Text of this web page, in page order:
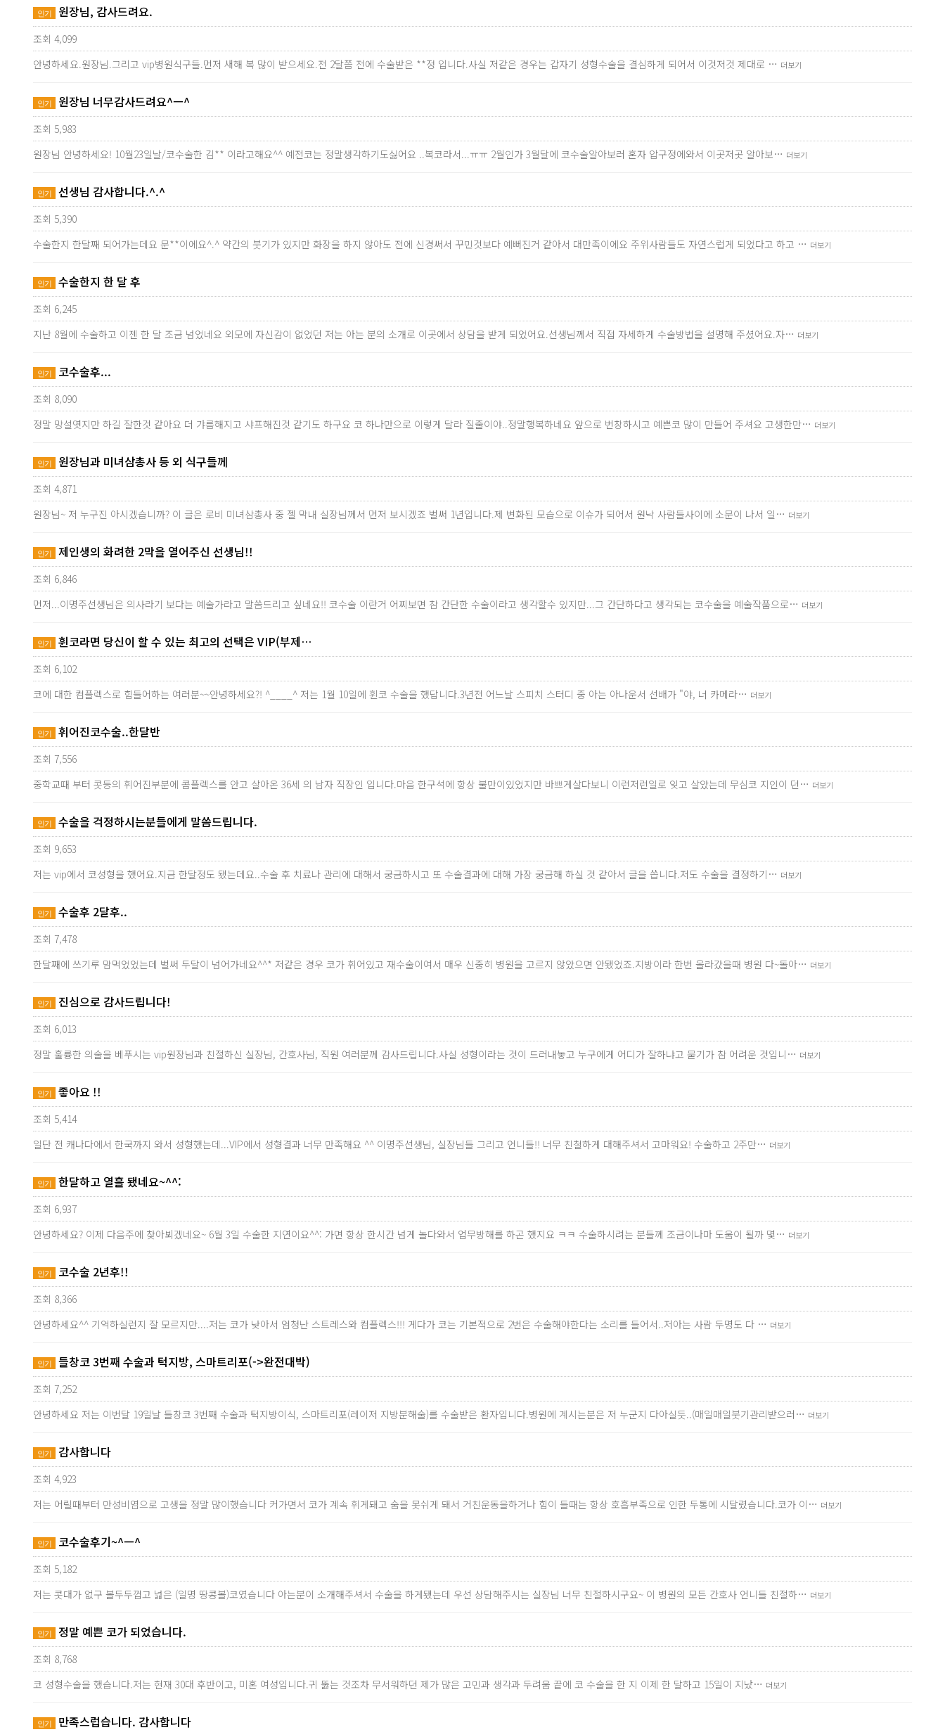
인기 원장님, 감사드려요.
조회 4,099
안녕하세요.원장님.그리고 vip병원식구들.먼저 새해 복 많이 받으세요.전 2달쯤 전에 수술받은 **정 입니다.사실 저같은 경우는 갑자기 성형수술을 결심하게 되어서 이것저것 제대로 … 더보기
인기 원장님 너무감사드려요^ㅡ^
조회 5,983
원장님 안녕하세요! 10월23일날/코수술한 김** 이라고해요^^ 예전코는 정말생각하기도싫어요 ..복코라서...ㅠㅠ 2월인가 3월달에 코수술알아보러 혼자 압구정에와서 이곳저곳 알아보… 더보기
인기 선생님 감사합니다.^.^
조회 5,390
수술한지 한달째 되어가는데요 문**이에요^.^ 약간의 붓기가 있지만 화장을 하지 않아도 전에 신경써서 꾸민것보다 예뻐진거 같아서 대만족이에요 주위사람들도 자연스럽게 되었다고 하고 … 더보기
인기 수술한지 한 달 후
조회 6,245
지난 8월에 수술하고 이젠 한 달 조금 넘었네요 외모에 자신감이 없었던 저는 아는 분의 소개로 이곳에서 상담을 받게 되었어요.선생님께서 직접 자세하게 수술방법을 설명해 주셨어요.자… 더보기
인기 코수술후...
조회 8,090
정말 망설엿지만 하길 잘한것 같아요 더 갸름해지고 샤프해진것 같기도 하구요 코 하나만으로 이렇게 달라 질줄이야..정말행복하네요 앞으로 번창하시고 예쁜코 많이 만들어 주셔요 고생한만… 더보기
인기 원장님과 미녀삼총사 등 외 식구들께
조회 4,871
원장님~ 저 누구진 아시겠습니까? 이 글은 로비 미녀삼총사 중 젤 막내 실장님께서 먼저 보시겠죠 벌써 1년입니다.제 변화된 모습으로 이슈가 되어서 원낙 사람들사이에 소문이 나서 일… 더보기
인기 제인생의 화려한 2막을 열어주신 선생님!!
조회 6,846
먼저...이명주선생님은 의사라기 보다는 예술가라고 말씀드리고 싶네요!! 코수술 이란거 어찌보면 참 간단한 수술이라고 생각할수 있지만...그 간단하다고 생각되는 코수술을 예술작품으로… 더보기
인기 휜코라면 당신이 할 수 있는 최고의 선택은 VIP(부제…
조회 6,102
코에 대한 컴플렉스로 힘들어하는 여러분~~안녕하세요?! ^____^ 저는 1월 10일에 휜코 수술을 했답니다.3년전 어느날 스피치 스터디 중 아는 아나운서 선배가 "야, 너 카메라… 더보기
인기 휘어진코수술..한달반
조회 7,556
중학교때 부터 콧등의 휘어진부분에 콤플렉스를 안고 살아온 36세 의 남자 직장인 입니다.마음 한구석에 항상 불만이있었지만 바쁘게살다보니 이런저런일로 잊고 살았는데 무심코 지인이 던… 더보기
인기 수술을 걱정하시는분들에게 말씀드립니다.
조회 9,653
저는 vip에서 코성형을 했어요.지금 한달정도 됐는데요..수술 후 치료나 관리에 대해서 궁금하시고 또 수술결과에 대해 가장 궁금해 하실 것 같아서 글을 씁니다.저도 수술을 결정하기… 더보기
인기 수술후 2달후..
조회 7,478
한달째에 쓰기루 맘먹었었는데 벌써 두달이 넘어가네요^^* 저같은 경우 코가 휘어있고 재수술이여서 매우 신중히 병원을 고르지 않았으면 안됐었죠.지방이라 한번 올라갔을때 병원 다~돌아… 더보기
인기 진심으로 감사드립니다!
조회 6,013
정말 훌륭한 의술을 베푸시는 vip원장님과 친절하신 실장님, 간호사님, 직원 여러분께 감사드립니다.사실 성형이라는 것이 드러내놓고 누구에게 어디가 잘하냐고 묻기가 참 어려운 것입니… 더보기
인기 좋아요 !!
조회 5,414
일단 전 캐나다에서 한국까지 와서 성형했는데...VIP에서 성형결과 너무 만족해요 ^^ 이명주선생님, 실장님들 그리고 언니들!! 너무 친철하게 대해주셔서 고마워요! 수술하고 2주만… 더보기
인기 한달하고 열흘 됐네요~^^:
조회 6,937
안녕하세요? 이제 다음주에 찾아뵈겠네요~ 6월 3일 수술한 지연이요^^: 가면 항상 한시간 넘게 놀다와서 업무방해를 하곤 했지요 ㅋㅋ 수술하시려는 분들께 조금이나마 도움이 될까 몇… 더보기
인기 코수술 2년후!!
조회 8,366
안녕하세요^^ 기억하실런지 잘 모르지만....저는 코가 낮아서 엄청난 스트레스와 컴플렉스!!! 게다가 코는 기본적으로 2번은 수술해야한다는 소리를 들어서..저아는 사람 두명도 다 … 더보기
인기 들창코 3번째 수술과 턱지방, 스마트리포(->완전대박)
조회 7,252
안녕하세요 저는 이번달 19일날 들창코 3번째 수술과 턱지방이식, 스마트리포(레이저 지방분해술)를 수술받은 환자입니다.병원에 계시는분은 저 누군지 다아실듯..(매일매일붓기관리받으러… 더보기
인기 감사합니다
조회 4,923
저는 어릴때부터 만성비염으로 고생을 정말 많이했습니다 커가면서 코가 계속 휘게돼고 숨을 못쉬게 돼서 거친운동을하거나 힘이 들때는 항상 호흡부족으로 인한 두통에 시달렸습니다.코가 이… 더보기
인기 코수술후기~^ㅡ^
조회 5,182
저는 콧대가 없구 볼두두껍고 넓은 (일명 땅콩볼)코였습니다 아는분이 소개해주셔서 수술을 하게됐는데 우선 상담해주시는 실장님 너무 친절하시구요~ 이 병원의 모든 간호사 언니들 친절하… 더보기
인기 정말 예쁜 코가 되었습니다.
조회 8,768
코 성형수술을 했습니다.저는 현재 30대 후반이고, 미혼 여성입니다.귀 뚫는 것조차 무서워하던 제가 많은 고민과 생각과 두려움 끝에 코 수술을 한 지 이제 한 달하고 15일이 지났… 더보기
인기 만족스럽습니다. 감사합니다